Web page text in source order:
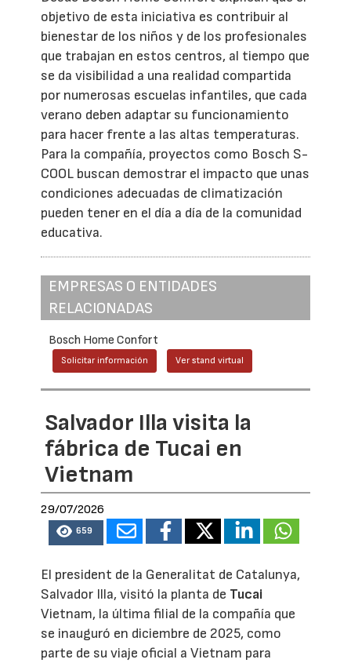
objetivo de esta iniciativa es contribuir al
bienestar de los niños y de los profesionales
que trabajan en estos centros, al tiempo que
se da visibilidad a una realidad compartida
por numerosas escuelas infantiles, que cada
verano deben adaptar su funcionamiento
para hacer frente a las altas temperaturas.
Para la compañía, proyectos como Bosch S-
COOL buscan demostrar el impacto que unas
condiciones adecuadas de climatización
pueden tener en el día a día de la comunidad
educativa.
EMPRESAS O ENTIDADES
RELACIONADAS
Bosch Home Confort
Solicitar información Ver stand virtual
Salvador Illa visita la
fábrica de Tucai en
Vietnam
29/07/2026
659
El president de la Generalitat de Catalunya,
Salvador Illa, visitó la planta de Tucai
Vietnam, la última filial de la compañía que
se inauguró en diciembre de 2025, como
parte de su viaje oficial a Vietnam para